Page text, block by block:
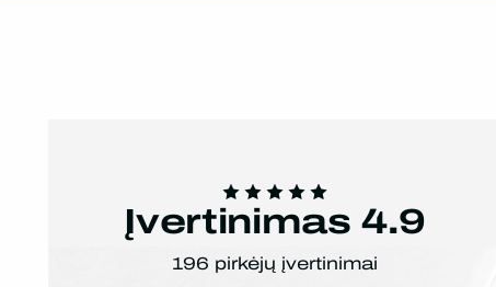
Įvertinimas 4.9
196 pirkėjų įvertinimai